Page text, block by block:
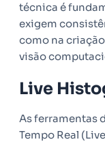
técnica é
exigem
como na
visão
Live
As ferramentas
Tempo Real